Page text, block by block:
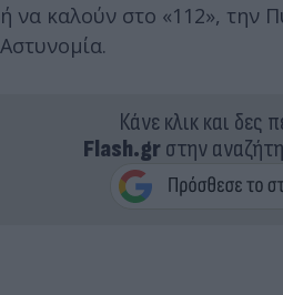
ή να καλούν στο «112», την
Αστυνομία.
Κάνε κλικ και δες
Flash.grστην